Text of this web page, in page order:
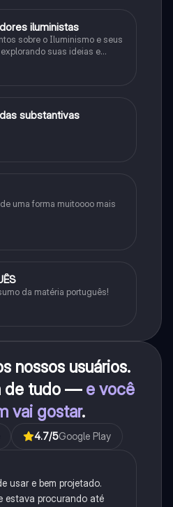
iluministas
sobre o Iluminismo e seus
suas ideias e
substantivas
uma forma muitoooo mais
da matéria português!
nossos usuários.
de tudo — e você
vai gostar.
4.7/5Google Play
usar e bem projetado.
estava procurando até